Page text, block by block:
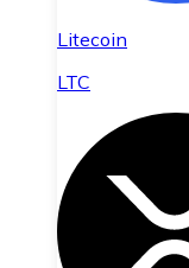
Litecoin
LTC